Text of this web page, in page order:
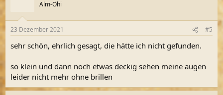
Alm-Öhi
23 Dezember 2021 #5
sehr schön, ehrlich gesagt, die hätte ich nicht gefunden.
so klein und dann noch etwas deckig sehen meine augen
leider nicht mehr ohne brillen